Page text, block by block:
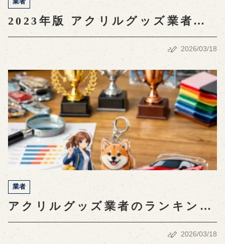
業者
2023年版 アクリルグッズ業者ラ
ンキングとおすすめポイント
2026/03/18
業者
アクリルグッズ業者のランキング
比較：選び方とおすすめガイド
2026/03/18